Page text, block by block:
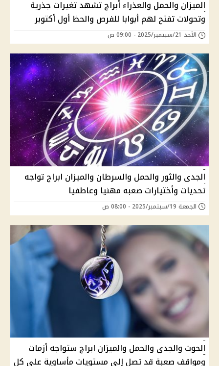
الميزان والحمل والعذراء أبراج تشهد تغيرات جذرية
وتحولات تفتح لهم أبوابا للفرص والحظ أول أكتوبر
الأحد 21/سبتمبر/2025 - 09:00 ص
الجدى والثور والحمل والسرطان والميزان ابراج تواجه
تحديات وأختيارات صعبه مهنيا وعاطفيا
الجمعة 19/سبتمبر/2025 - 08:00 ص
الحوت والجدي والحمل والميزان ابراج ستواجه أزمات
ومواقف صعبة قد تصل إلى مستويات مأساوية على كل